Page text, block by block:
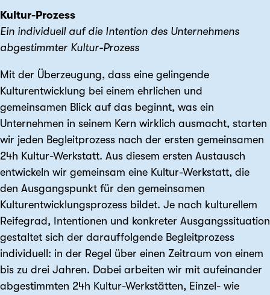
Kultur-Prozess
Ein individuell auf die Intention des Unternehmens
abgestimmter Kultur-Prozess
Mit der Überzeugung, dass eine gelingende
Kulturentwicklung bei einem ehrlichen und
gemeinsamen Blick auf das beginnt, was ein
Unternehmen in seinem Kern wirklich ausmacht, starten
wir jeden Begleitprozess nach der ersten gemeinsamen
24h Kultur-Werkstatt. Aus diesem ersten Austausch
entwickeln wir gemeinsam eine Kultur-Werkstatt, die
den Ausgangspunkt für den gemeinsamen
Kulturentwicklungsprozess bildet. Je nach kulturellem
Reifegrad, Intentionen und konkreter Ausgangssituation
gestaltet sich der darauffolgende Begleitprozess
individuell: in der Regel über einen Zeitraum von einem
bis zu drei Jahren. Dabei arbeiten wir mit aufeinander
abgestimmten 24h Kultur-Werkstätten, Einzel- wie